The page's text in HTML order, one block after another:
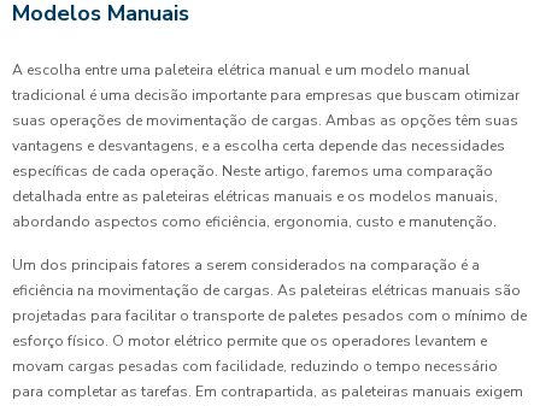
Modelos Manuais
A escolha entre uma paleteira elétrica manual e um modelo manual
tradicional é uma decisão importante para empresas que buscam otimizar
suas operações de movimentação de cargas. Ambas as opções têm suas
vantagens e desvantagens, e a escolha certa depende das necessidades
específicas de cada operação. Neste artigo, faremos uma comparação
detalhada entre as paleteiras elétricas manuais e os modelos manuais,
abordando aspectos como eficiência, ergonomia, custo e manutenção.
Um dos principais fatores a serem considerados na comparação é a
eficiência na movimentação de cargas. As paleteiras elétricas manuais são
projetadas para facilitar o transporte de paletes pesados com o mínimo de
esforço físico. O motor elétrico permite que os operadores levantem e
movam cargas pesadas com facilidade, reduzindo o tempo necessário
para completar as tarefas. Em contrapartida, as paleteiras manuais exigem